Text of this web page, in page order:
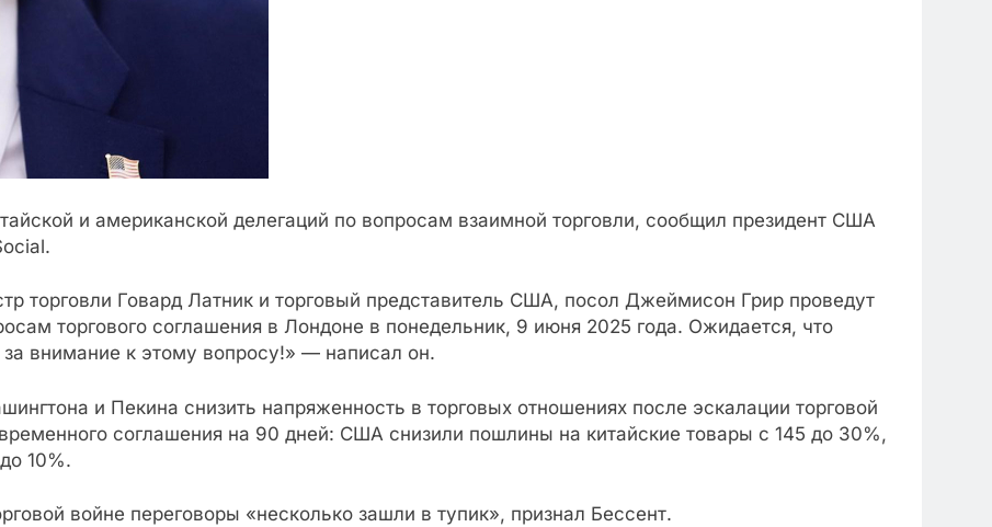
и американской делегаций по вопросам взаимной торговли, сообщил президент США
торговли Говард Латник и торговый представитель США, посол Джеймисон Грир проведут
торгового соглашения в Лондоне в понедельник, 9 июня 2025 года. Ожидается, что
внимание к этому вопросу!» — написал он.
и Пекина снизить напряженность в торговых отношениях после эскалации торговой
соглашения на 90 дней: США снизили пошлины на китайские товары с 145 до 30%,
10%.
войне переговоры «несколько зашли в тупик», признал Бессент.